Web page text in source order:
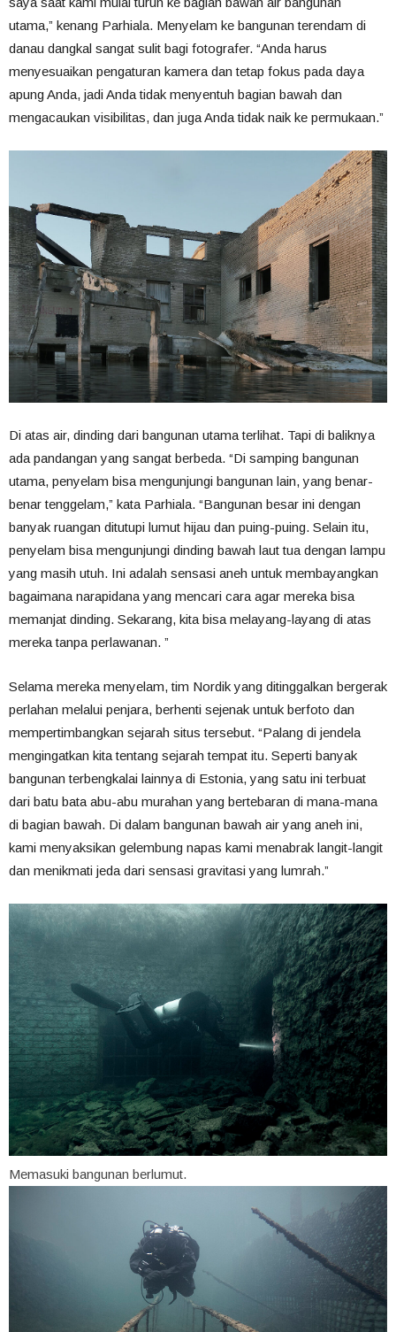
utama,” kenang Parhiala. Menyelam ke bangunan terendam di
danau dangkal sangat sulit bagi fotografer. “Anda harus
menyesuaikan pengaturan kamera dan tetap fokus pada daya
apung Anda, jadi Anda tidak menyentuh bagian bawah dan
mengacaukan visibilitas, dan juga Anda tidak naik ke permukaan.”
Di atas air, dinding dari bangunan utama terlihat. Tapi di baliknya
ada pandangan yang sangat berbeda. “Di samping bangunan
utama, penyelam bisa mengunjungi bangunan lain, yang benar-
benar tenggelam,” kata Parhiala. “Bangunan besar ini dengan
banyak ruangan ditutupi lumut hijau dan puing-puing. Selain itu,
penyelam bisa mengunjungi dinding bawah laut tua dengan lampu
yang masih utuh. Ini adalah sensasi aneh untuk membayangkan
bagaimana narapidana yang mencari cara agar mereka bisa
memanjat dinding. Sekarang, kita bisa melayang-layang di atas
mereka tanpa perlawanan. ”
Selama mereka menyelam, tim Nordik yang ditinggalkan bergerak
perlahan melalui penjara, berhenti sejenak untuk berfoto dan
mempertimbangkan sejarah situs tersebut. “Palang di jendela
mengingatkan kita tentang sejarah tempat itu. Seperti banyak
bangunan terbengkalai lainnya di Estonia, yang satu ini terbuat
dari batu bata abu-abu murahan yang bertebaran di mana-mana
di bagian bawah. Di dalam bangunan bawah air yang aneh ini,
kami menyaksikan gelembung napas kami menabrak langit-langit
dan menikmati jeda dari sensasi gravitasi yang lumrah.”
Memasuki bangunan berlumut.